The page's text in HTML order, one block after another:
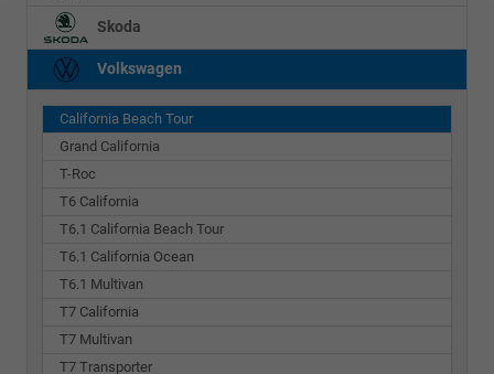
Skoda
Volkswagen
California Beach Tour
Grand California
T-Roc
T6 California
T6.1 California Beach Tour
T6.1 California Ocean
T6.1 Multivan
T7 California
T7 Multivan
T7 Transporter